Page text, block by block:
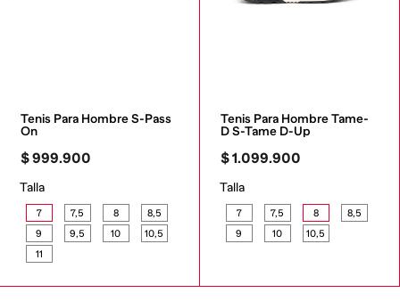
Tenis Para Hombre S-Pass
On
$999.900
Talla
7 7,5 8
8,5
9
9,5 10
10,5
11
Tenis Para Hombre Tame-
D S-Tame D-Up
$1.099.900
Talla
7 7,5 8
8,5
9
10 10,5